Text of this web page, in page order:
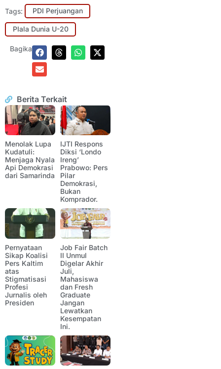
Tags: PDI Perjuangan
PIala Dunia U-20
Bagikan:
Berita Terkait
Menolak Lupa
Kudatuli:
Menjaga Nyala
Api Demokrasi
dari Samarinda
IJTI Respons
Diksi ‘Londo
Ireng’
Prabowo: Pers
Pilar
Demokrasi,
Bukan
Komprador.
Pernyataan
Sikap Koalisi
Pers Kaltim
atas
Stigmatisasi
Profesi
Jurnalis oleh
Presiden
Job Fair Batch
II Unmul
Digelar Akhir
Juli,
Mahasiswa
dan Fresh
Graduate
Jangan
Lewatkan
Kesempatan
Ini.